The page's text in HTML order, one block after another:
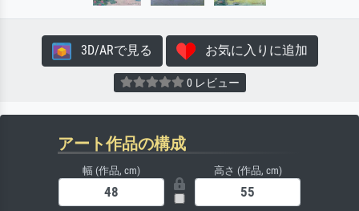
3D/ARで見る お気に入りに追加
0 レビュー
アート作品の構成
幅 (作品, cm) 高さ (作品, cm)